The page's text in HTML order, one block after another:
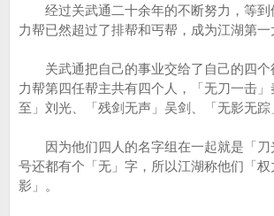
经过关武通二十余年的不断努力，等到
力帮已然超过了排帮和丐帮，成为江湖第一
关武通把自己的事业交给了自己的四个
力帮第四任帮主共有四个人，「无刀一击
至」刘光、「残剑无声」吴剑、「无影无踪
因为他们四人的名字组在一起就是「刀
号还都有个「无」字，所以江湖称他们「权
影」。